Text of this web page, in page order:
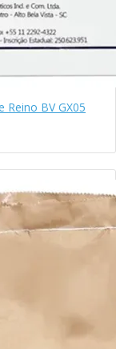
BV GX05